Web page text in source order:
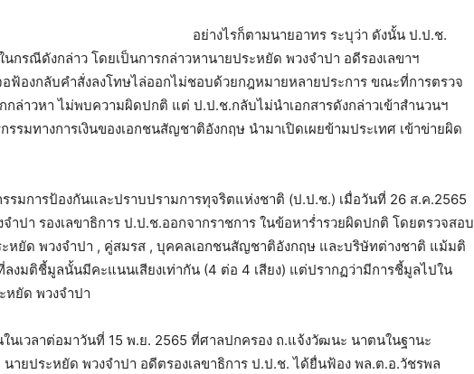
อย่างไรก็ตามนายอาทร ระบุว่า ดังนั้น ป.ป.ช.
นกรณีดังกล่าว โดยเป็นการกล่าวหานายประหยัด พวงจำปา อดีรองเลขาฯ
ฟ้องกลับคำสั่งลงโทษไล่ออกไม่ชอบด้วยกฎหมายหลายประการ ขณะที่การตรวจ
กล่าวหา ไม่พบความผิดปกติ แต่ ป.ป.ช.กลับไม่นำเอกสารดังกล่าวเข้าสำนวนฯ
รรมทางการเงินของเอกชนสัญชาติอังกฤษ นำมาเปิดเผยข้ามประเทศ เข้าข่ายผิด
รมการป้องกันและปราบปรามการทุจริตแห่งชาติ (ป.ป.ช.) เมื่อวันที่ 26 ส.ค.2565
ำปา รองเลขาธิการ ป.ป.ช.ออกจากราชการ ในข้อหาร่ำรวยผิดปกติ โดยตรวจสอบ
ะหยัด พวงจำปา , คู่สมรส , บุคคลเอกชนสัญชาติอังกฤษ และบริษัทต่างชาติ แม้มติ
งมติชี้มูลนั้นมีคะแนนเสียงเท่ากัน (4 ต่อ 4 เสียง) แต่ปรากฏว่ามีการชี้มูลไปใน
หยัด พวงจำปา
นเวลาต่อมาวันที่ 15 พ.ย. 2565 ที่ศาลปกครอง ถ.แจ้งวัฒนะ นาตนในฐานะ
ายประหยัด พวงจำปา อดีตรองเลขาธิการ ป.ป.ช. ได้ยื่นฟ้อง พล.ต.อ.วัชรพล